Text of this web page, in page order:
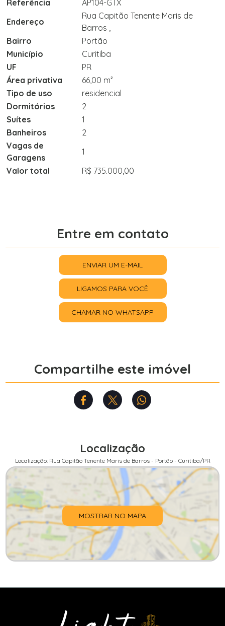
Referência
AP104-GTX
Endereço
Rua Capitão Tenente Maris de
Barros ,
Bairro
Portão
Município
Curitiba
UF
PR
Área privativa
66,00 m²
Tipo de uso
residencial
Dormitórios
2
Suítes
1
Banheiros
2
Vagas de
Garagens
1
Valor total
R$ 735.000,00
Entre em contato
ENVIAR UM E-MAIL
LIGAMOS PARA VOCÊ
CHAMAR NO WHATSAPP
Compartilhe este imóvel
Localização
Localização: Rua Capitão Tenente Maris de Barros - Portão - Curitiba/PR
MOSTRAR NO MAPA